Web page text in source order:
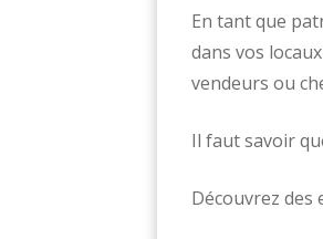
En tant que
dans vos
vendeurs ou
Il faut savoir
Découvrez des